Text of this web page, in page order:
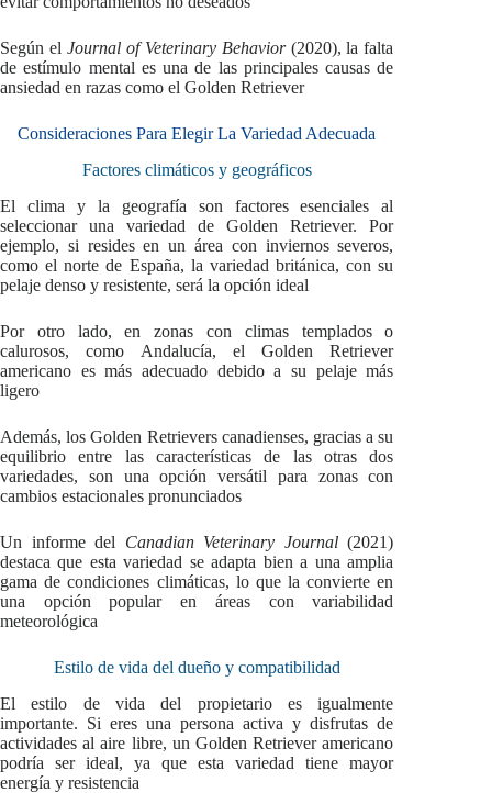
Según el Journal of Veterinary Behavior(2020), la falta
de estímulo mental es una de las principales causas de
ansiedad en razas como el Golden Retriever
Consideraciones Para Elegir La Variedad Adecuada
Factores climáticos y geográficos
El clima y la geografía son factores esenciales al
seleccionar una variedad de Golden Retriever. Por
ejemplo, si resides en un área con inviernos severos,
como el norte de España, la variedad británica, con su
pelaje denso y resistente, será la opción ideal
Por otro lado, en zonas con climas templados o
calurosos, como Andalucía, el Golden Retriever
americano es más adecuado debido a su pelaje más
ligero
Además, los Golden Retrievers canadienses, gracias a su
equilibrio entre las características de las otras dos
variedades, son una opción versátil para zonas con
cambios estacionales pronunciados
Un informe del Canadian Veterinary Journal(2021)
destaca que esta variedad se adapta bien a una amplia
gama de condiciones climáticas, lo que la convierte en
una opción popular en áreas con variabilidad
meteorológica
Estilo de vida del dueño y compatibilidad
El estilo de vida del propietario es igualmente
importante. Si eres una persona activa y disfrutas de
actividades al aire libre, un Golden Retriever americano
podría ser ideal, ya que esta variedad tiene mayor
energía y resistencia